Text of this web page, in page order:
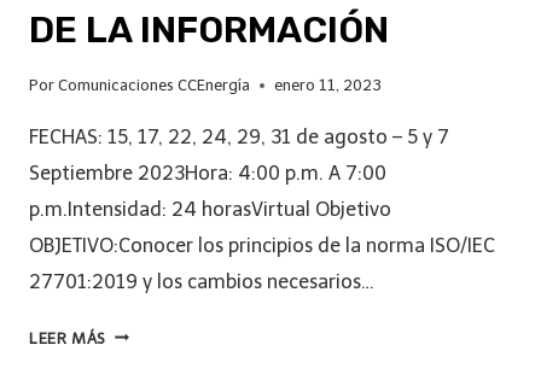
DE LA INFORMACIÓN
Por Comunicaciones CCEnergía enero 11, 2023
FECHAS: 15, 17, 22, 24, 29, 31 de agosto – 5 y 7
Septiembre 2023Hora: 4:00 p.m. A 7:00
p.m.Intensidad: 24 horasVirtual Objetivo
OBJETIVO:Conocer los principios de la norma ISO/IEC
27701:2019 y los cambios necesarios…
LEER MÁS